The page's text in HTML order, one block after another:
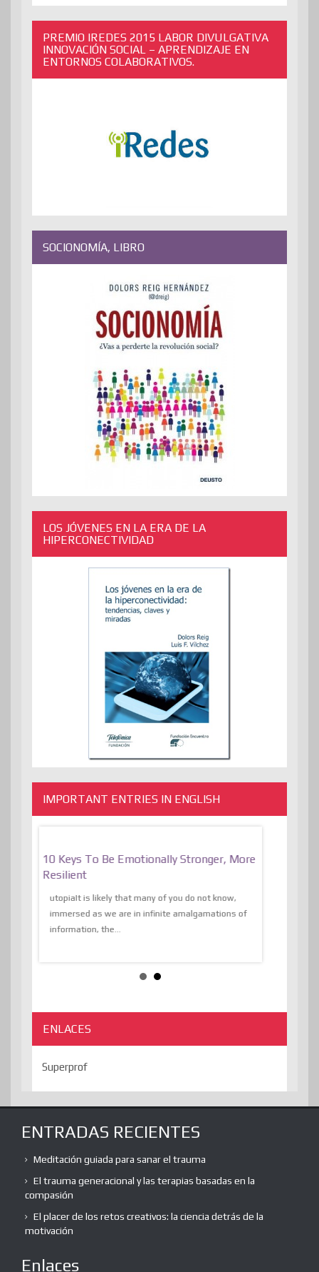
PREMIO IREDES 2015 LABOR DIVULGATIVA
INNOVACIÓN SOCIAL – APRENDIZAJE EN
ENTORNOS COLABORATIVOS.
SOCIONOMÍA, LIBRO
LOS JÓVENES EN LA ERA DE LA
HIPERCONECTIVIDAD
IMPORTANT ENTRIES IN ENGLISH
10 Keys To Be Emotionally Stronger, More
Resilient
utopiaIt is likely that many of you do not know,
immersed as we are in infinite amalgamations of
information, the...
ENLACES
Superprof
ENTRADAS RECIENTES
Meditación guiada para sanar el trauma
El trauma generacional y las terapias basadas en la
compasión
El placer de los retos creativos: la ciencia detrás de la
motivación
Enlaces